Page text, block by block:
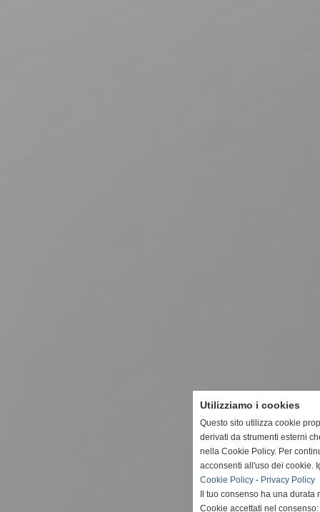
Utilizziamo i cookies
Questo sito utilizza cookie
derivati da strumenti esterni
nella Cookie Policy. Per
acconsenti all'uso dei cookie.
Cookie Policy - Privacy Policy
Il tuo consenso ha una durata
Cookie accettati nel